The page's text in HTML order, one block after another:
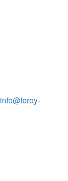
info@leroy-